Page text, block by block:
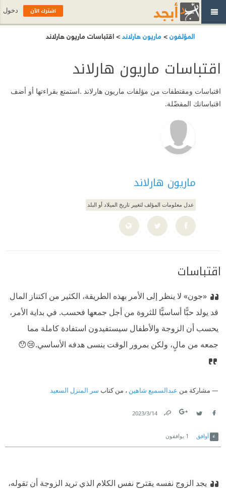
المؤلفون> ماريون هارلاند> اقتباسات ماريون هارلاند
اقتباسات ماريون هارلاند
اقتباسات ومقتطفات من مؤلفات ماريون هارلاند .استمتع بقراءتها أو أضف
اقتباساتك المفضّلة.
ماريون هارلاند
عدل معلومات المؤلف لتغيير تاريخ الميلاد أو البلد
اقتباسات
«جون» لا ينظر إلى الأمر بهذه الطريقة، الكثير من اكتناز المال
قد يولد حبًّا أساسيًّا للثروة من أجل جمعها فحسب. في بداية الأمر،
يحسب أن الزوجة والأطفال سيستفيدون استفادة كاملة مما
جمعه من مالٍ، ولكن بمرور الوقت ينسى هدفه الأساسي.😢😯
مشاركة من عبدالسميع شاهين ، من كتاب سر المنزل السعيد
14‏/3‏/2023
أوافق 1 يوافقون
يجد الزوج نفسه يقترح نفس الكلام الذي تريد الزوجة أن تقوله،
اشترك الآن دخول